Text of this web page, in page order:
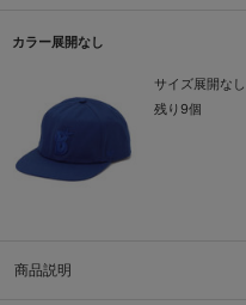
カラー展開なし
サイズ展開な
残り9個
商品説明